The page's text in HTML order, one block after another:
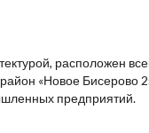
расположен
«Новое Бисерово
предприятий.